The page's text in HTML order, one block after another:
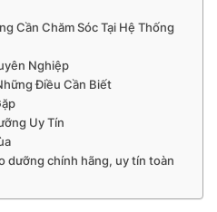
Cần Chăm Sóc Tại Hệ Thống
Nghiệp
Điều Cần Biết
Uy Tín
dưỡng chính hãng, uy tín toàn